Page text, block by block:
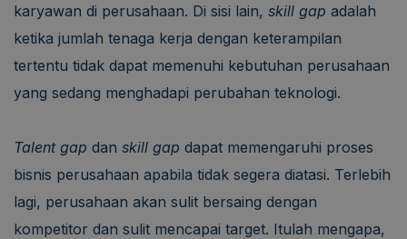
karyawan di perusahaan. Di sisi lain, skill gap adalah
ketika jumlah tenaga kerja dengan keterampilan
tertentu tidak dapat memenuhi kebutuhan perusahaan
yang sedang menghadapi perubahan teknologi.
Talent gap dan skill gap dapat memengaruhi proses
bisnis perusahaan apabila tidak segera diatasi. Terlebih
lagi, perusahaan akan sulit bersaing dengan
kompetitor dan sulit mencapai target. Itulah mengapa,